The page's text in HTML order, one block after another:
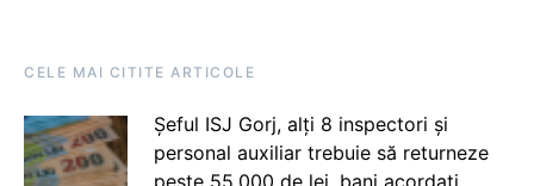
CELE MAI CITITE ARTICOLE
Șeful ISJ Gorj, alți 8 inspectori și
personal auxiliar trebuie să returneze
peste 55.000 de lei, bani acordați